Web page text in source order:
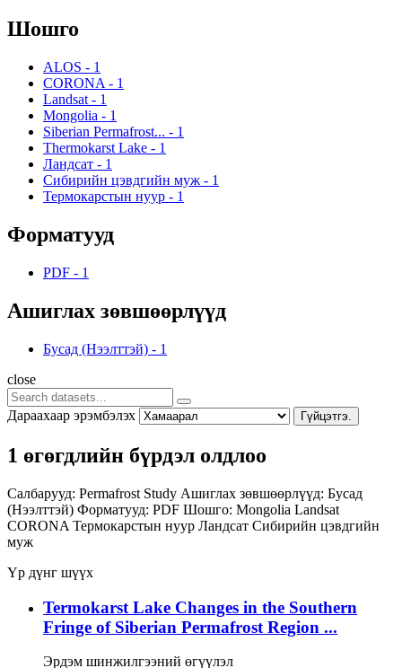
Шошго
ALOS - 1
CORONA - 1
Landsat - 1
Mongolia - 1
Siberian Permafrost... - 1
Thermokarst Lake - 1
Ландсат - 1
Сибирийн цэвдгийн муж - 1
Термокарстын нуур - 1
Форматууд
PDF - 1
Ашиглах зөвшөөрлүүд
Бусад (Нээлттэй) - 1
close
Дараахаар эрэмбэлэх Гүйцэтгэ.
1 өгөгдлийн бүрдэл олдлоо
Салбарууд: Permafrost Study Ашиглах зөвшөөрлүүд: Бусад
(Нээлттэй) Форматууд: PDF Шошго: Mongolia Landsat
CORONA Термокарстын нуур Ландсат Сибирийн цэвдгийн
муж
Үр дүнг шүүх
Termokarst Lake Changes in the Southern
Fringe of Siberian Permafrost Region ...
Эрдэм шинжилгээний өгүүлэл